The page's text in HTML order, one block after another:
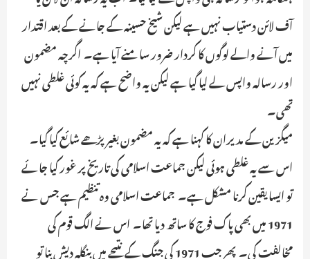
آف لائن دستیاب نہیں ہے لیکن شیخ حسینہ کے جانے کے بعد اقتدار
میں آنے والے لوگوں کا کردار ضرور سامنے آیا ہے۔ اگرچہ مضمون
اور رسالہ واپس لے لیا گیا ہے لیکن یہ واضح ہے کہ یہ کوئی غلطی نہیں
تھی۔
میگزین کے مدیران کا کہنا ہے کہ یہ مضمون بغیر پڑھے شائع کیا گیا۔
اس سے یہ غلطی ہوئی لیکن جماعت اسلامی کی تاریخ پر غور کیا جائے
تو ایسا یقین کرنا مشکل ہے۔ جماعت اسلامی وہ تنظیم ہے جس نے
1971 میں بھی پاک فوج کا ساتھ دیا تھا۔ اس نے الگ قوم کی
مخالفت کی۔ پھر جب 1971 کی جنگ کے نتیجے میں بنگلہ دیش بنا تو